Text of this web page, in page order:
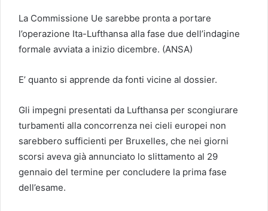
La Commissione Ue sarebbe pronta a portare
l’operazione Ita-Lufthansa alla fase due dell’indagine
formale avviata a inizio dicembre. (ANSA)
E’ quanto si apprende da fonti vicine al dossier.
Gli impegni presentati da Lufthansa per scongiurare
turbamenti alla concorrenza nei cieli europei non
sarebbero sufficienti per Bruxelles, che nei giorni
scorsi aveva già annunciato lo slittamento al 29
gennaio del termine per concludere la prima fase
dell’esame.